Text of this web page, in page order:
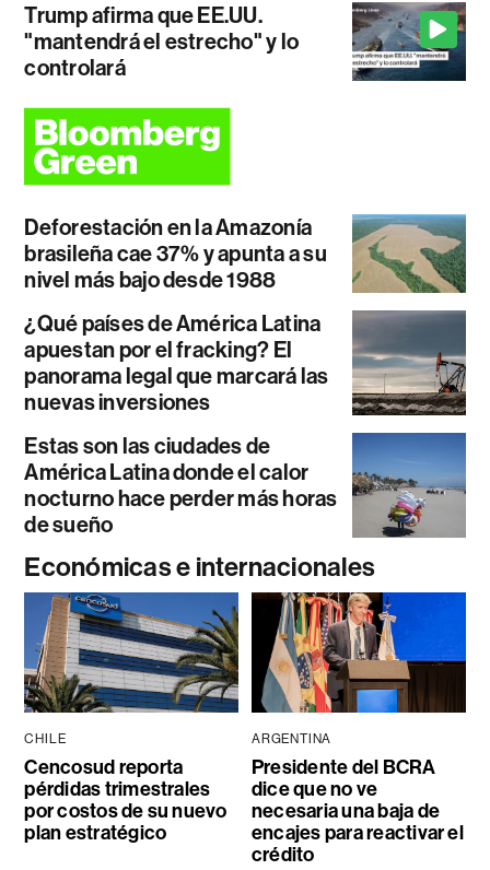
Trump afirma que EE.UU.
"mantendrá el estrecho" y lo
controlará
Deforestación en la Amazonía
brasileña cae 37% y apunta a su
nivel más bajo desde 1988
¿Qué países de América Latina
apuestan por el fracking? El
panorama legal que marcará las
nuevas inversiones
Estas son las ciudades de
América Latina donde el calor
nocturno hace perder más horas
de sueño
Económicas e internacionales
CHILE
Cencosud reporta
pérdidas trimestrales
por costos de su nuevo
plan estratégico
ARGENTINA
Presidente del BCRA
dice que no ve
necesaria una baja de
encajes para reactivar el
crédito